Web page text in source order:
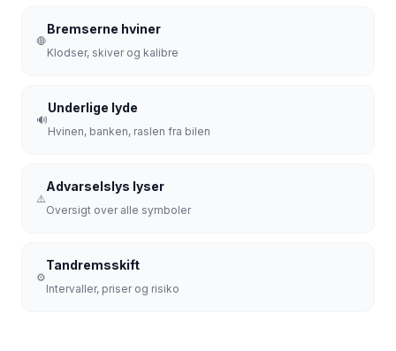
🛑
Bremserne hviner
Klodser, skiver og kalibre
🔊
Underlige lyde
Hvinen, banken, raslen fra bilen
⚠️
Advarselslys lyser
Oversigt over alle symboler
⚙️
Tandremsskift
Intervaller, priser og risiko